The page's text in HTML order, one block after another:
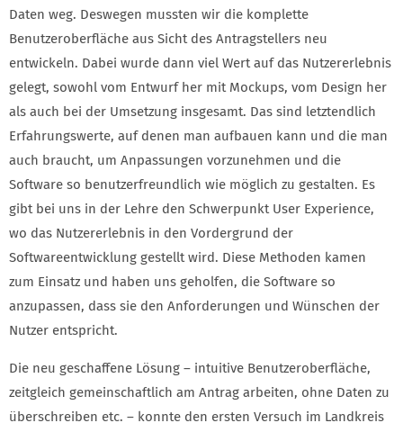
Daten weg. Deswegen mussten wir die komplette
Benutzeroberfläche aus Sicht des Antragstellers neu
entwickeln. Dabei wurde dann viel Wert auf das Nutzererlebnis
gelegt, sowohl vom Entwurf her mit Mockups, vom Design her
als auch bei der Umsetzung insgesamt. Das sind letztendlich
Erfahrungswerte, auf denen man aufbauen kann und die man
auch braucht, um Anpassungen vorzunehmen und die
Software so benutzerfreundlich wie möglich zu gestalten. Es
gibt bei uns in der Lehre den Schwerpunkt User Experience,
wo das Nutzererlebnis in den Vordergrund der
Softwareentwicklung gestellt wird. Diese Methoden kamen
zum Einsatz und haben uns geholfen, die Software so
anzupassen, dass sie den Anforderungen und Wünschen der
Nutzer entspricht.
Die neu geschaffene Lösung – intuitive Benutzeroberfläche,
zeitgleich gemeinschaftlich am Antrag arbeiten, ohne Daten zu
überschreiben etc. – konnte den ersten Versuch im Landkreis